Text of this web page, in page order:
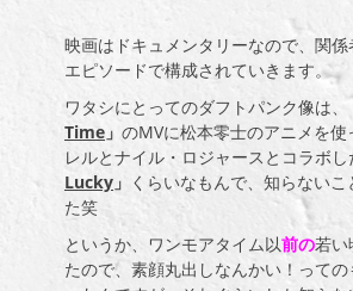
映画はドキュメンタリーなので、関
エピソードで構成されていきます。
ワタシにとってのダフトパンク像は、
Time 」 のMVに松本零士のアニメを使
レルとナイル・ロジャースとコラボし
Lucky 」 くらいなもんで、知らないこ
た笑
というか、ワンモアタイム以前の若い
たので、素顔丸出しなんかい！って